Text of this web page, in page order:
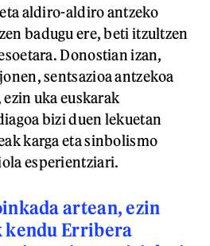
aldiro-aldiro antzeko
badugu ere, beti itzultzen
Donostian izan,
sentsazioa antzekoa
uka euskarak
bizi duen lekuetan
karga eta sinbolismo
esperientziari.
artean, ezin
kendu Erribera